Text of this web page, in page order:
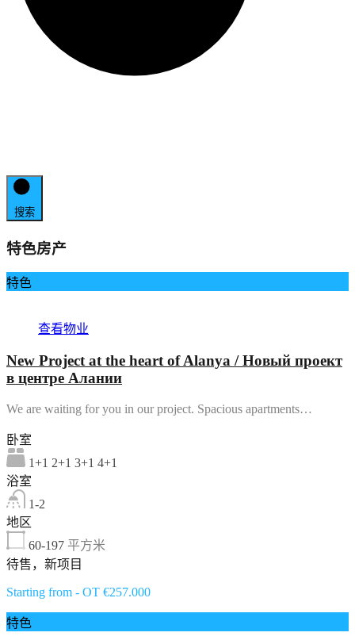
搜索
特色房产
特色
查看物业
New Project at the heart of Alanya / Новый проект
в центре Алании
We are waiting for you in our project. Spacious apartments…
卧室
1+1 2+1 3+1 4+1
浴室
1-2
地区
60-197 平方米
待售，新项目
Starting from - OT €257.000
特色